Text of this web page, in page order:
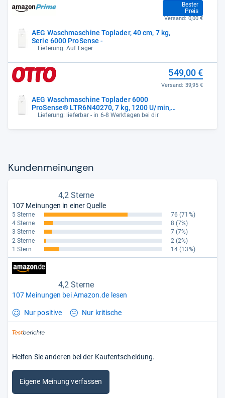
AEG Waschmaschine Toplader, 40 cm, 7 kg,
Serie 6000 ProSense -
Lieferung: Auf Lager
Bester
Preis
539,99 €
Versand: 0,00 €
AEG Waschmaschine Toplader 6000
ProSense® LTR6N40270, 7 kg, 1200 U/min,
Anti-
Lieferung: lieferbar - in 6-8 Werktagen bei dir
549,00 €
Versand: 39,95 €
Kun­den­mei­nun­gen
4,2 Sterne
107 Meinungen in einer Quelle
5 Sterne 76 (71%)
4 Sterne
8 (7%)
3 Sterne
7 (7%)
2 Sterne
2 (2%)
1 Stern
14 (13%)
4,2 Sterne
107 Meinungen bei Amazon.de lesen
Nur positive Nur kritische
Helfen Sie anderen bei der Kaufentscheidung.
Eigene Meinung verfassen